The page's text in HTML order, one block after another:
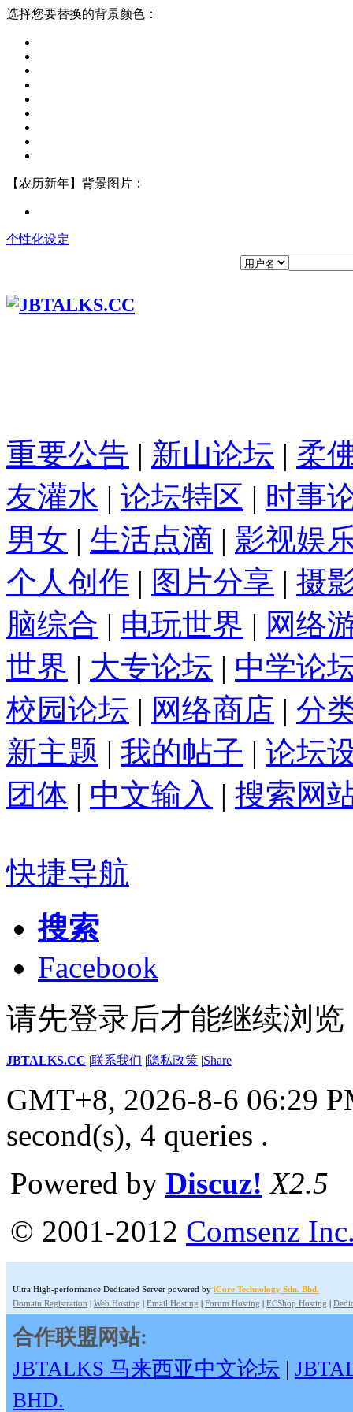
选择您要替换的背景颜色：
【农历新年】背景图片：
个性化设定
重要公告 | 新山论坛 | 柔
友灌水 | 论坛特区 | 时事
男女 | 生活点滴 | 影视娱
个人创作 | 图片分享 | 摄
脑综合 | 电玩世界 | 网络
世界 | 大专论坛 | 中学论
校园论坛 | 网络商店 | 分
新主题 | 我的帖子 | 论坛
团体 | 中文输入 | 搜索网
快捷导航
搜索
Facebook
请先登录后才能继续浏览
JBTALKS.CC |联系我们 |隐私政策 |Share
GMT+8, 2026-8-6 06:29
second(s), 4 queries .
Powered by Discuz! X2.5
© 2001-2012 Comsenz
Ultra High-performance Dedicated Server powered by iCore Technology Sdn. Bhd.
Domain Registration | Web Hosting | Email Hosting | Forum Hosting | ECShop Hosting |
合作联盟网站:
JBTALKS 马来西亚中文论坛 |
BHD.